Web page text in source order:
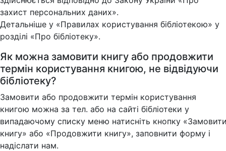
захист персональних даних».
Детальніше у «Правилах користування бібліотекою» у
розділі «Про бібліотеку».
Як можна замовити книгу або продовжити
термін користування книгою, не відвідуючи
бібліотеку?
Замовити або продовжити термін користування
книгою можна за тел. або на сайті бібліотеки у
випадаючому списку меню натисніть кнопку
книгу» або «Продовжити книгу», заповнити форму і
надіслати нам.